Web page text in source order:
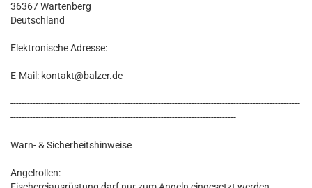
36367 Wartenberg
Deutschland
Elektronische Adresse:
E-Mail: kontakt@balzer.de
--------------------------------------------------------------------------------------------------------
---------------------------------------------------------------------------------
Warn- & Sicherheitshinweise
Angelrollen: